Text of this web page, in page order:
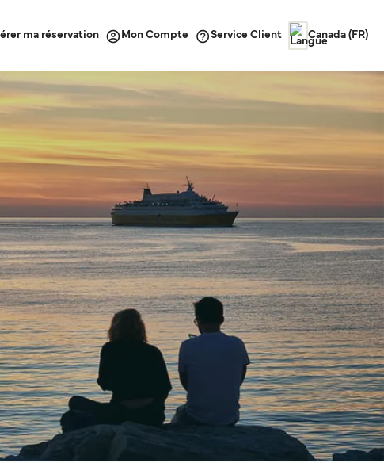
ma réservation Mon Compte Service Client Canada (FR)